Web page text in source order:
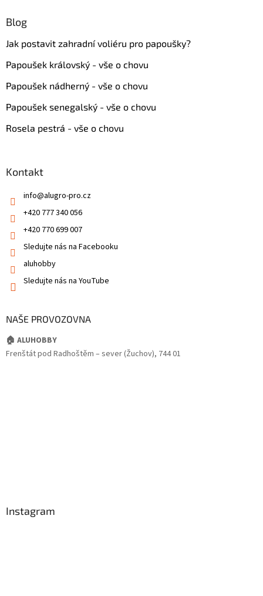
Blog
Jak postavit zahradní voliéru pro papoušky?
Papoušek královský - vše o chovu
Papoušek nádherný - vše o chovu
Papoušek senegalský - vše o chovu
Rosela pestrá - vše o chovu
Kontakt
info@alugro-pro.cz
+420 777 340 056
+420 770 699 007
Sledujte nás na Facebooku
aluhobby
Sledujte nás na YouTube
NAŠE PROVOZOVNA
🏠 ALUHOBBY
Frenštát pod Radhoštěm – sever (Žuchov), 744 01
Instagram